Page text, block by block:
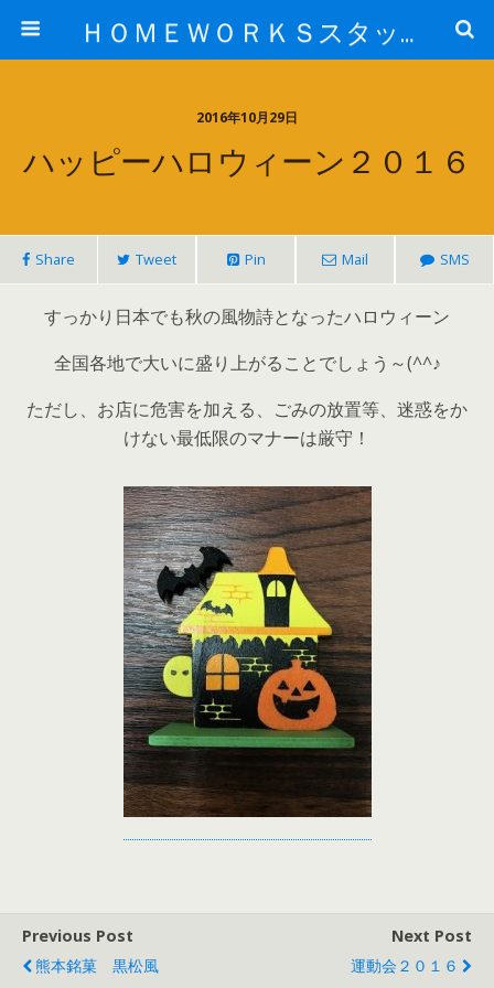
ＨＯＭＥＷＯＲＫＳスタッフ日記ブログ
2016年10月29日
ハッピーハロウィーン２０１６
Share Tweet Pin Mail SMS
すっかり日本でも秋の風物詩となったハロウィーン
全国各地で大いに盛り上がることでしょう～(^^♪
ただし、お店に危害を加える、ごみの放置等、迷惑をか
けない最低限のマナーは厳守！
Previous Post
熊本銘菓 黒松風
Next Post
運動会２０１６